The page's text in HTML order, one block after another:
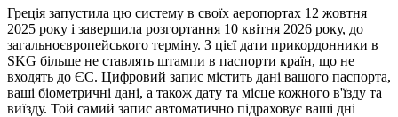
Греція запустила цю систему в своїх аеропортах 12 жовтня
2025 року і завершила розгортання 10 квітня 2026 року, до
загальноєвропейського терміну. З цієї дати прикордонники в
SKG більше не ставлять штампи в паспорти країн, що не
входять до ЄС. Цифровий запис містить дані вашого паспорта,
ваші біометричні дані, а також дату та місце кожного в'їзду та
виїзду. Той самий запис автоматично підраховує ваші дні